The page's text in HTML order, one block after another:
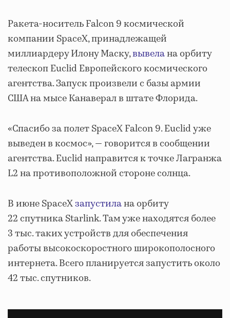
Ракета-носитель Falcon 9 космической
компании SpaceX, принадлежащей
миллиардеру Илону Маску,вывелана орбиту
телескоп Euclid Европейского космического
агентства. Запуск произвели с базы армии
США на мысе Канаверал в штате Флорида.
«Спасибо за полет SpaceX Falcon 9. Euclid уже
выведен в космос», — говорится в сообщении
агентства. Euclid направится к точкe Лагранжа
L2 на противоположной стороне солнца.
В июне SpaceXзапустилана орбиту
22 спутника Starlink. Там уже находятся более
3 тыс. таких устройств для обеспечения
работы высокоскоростного широкополосного
интернета. Всего планируется запустить около
42 тыс. спутников.